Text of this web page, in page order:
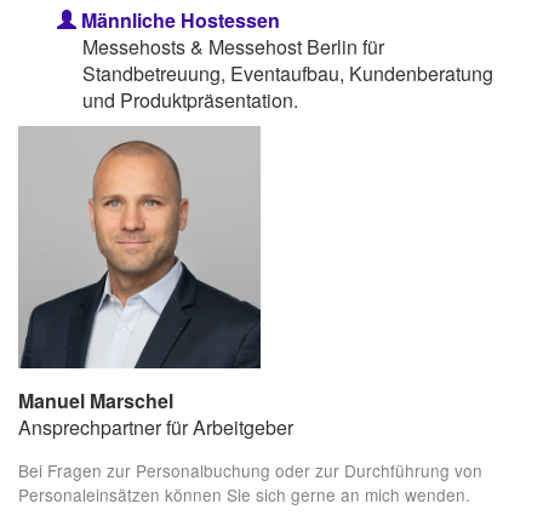
Männliche Hostessen
Messehosts & Messehost Berlin für
Standbetreuung, Eventaufbau, Kundenberatung
und Produktpräsentation.
Manuel Marschel
Ansprechpartner für Arbeitgeber
Bei Fragen zur Personalbuchung oder zur Durchführung von
Personaleinsätzen können Sie sich gerne an mich wenden.